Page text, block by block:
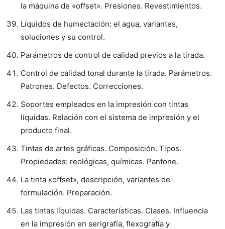
la máquina de «offset». Presiones. Revestimientos.
Líquidos de humectación: el agua, variantes,
soluciones y su control.
Parámetros de control de calidad previos a la tirada.
Control de calidad tonal durante la tirada. Parámetros.
Patrones. Defectos. Correcciones.
Soportes empleados en la impresión con tintas
líquidas. Relación con el sistema de impresión y el
producto final.
Tintas de artes gráficas. Composición. Tipos.
Propiedades: reológicas, químicas. Pantone.
La tinta «offset», descripción, variantes de
formulación. Preparación.
Las tintas líquidas. Características. Clases. Influencia
en la impresión en serigrafía, flexografía y